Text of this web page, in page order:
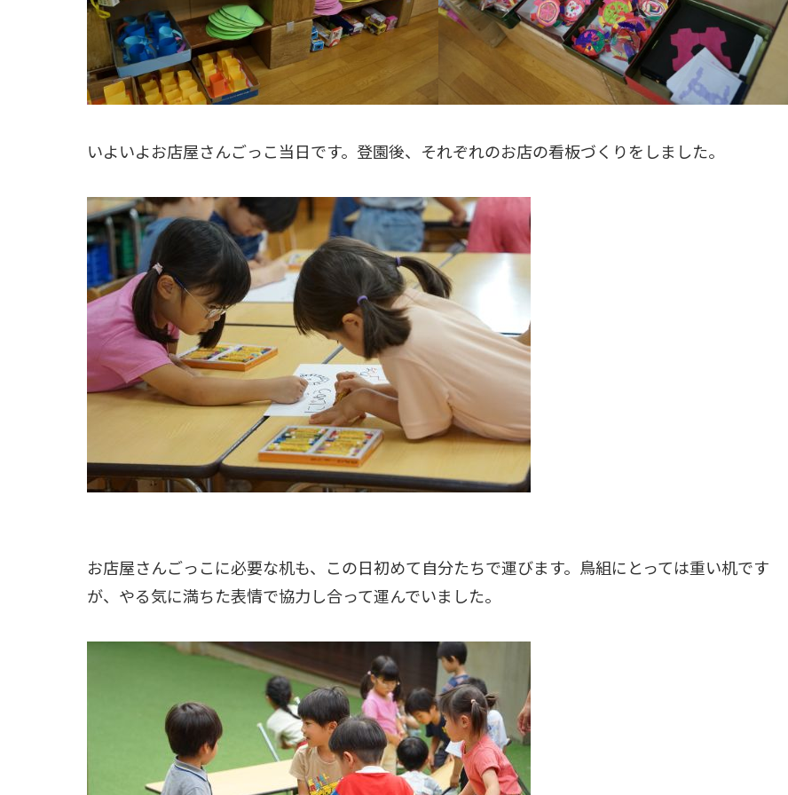
いよいよお店屋さんごっこ当日です。登園後、それぞれのお店の看板づくりをしました。
お店屋さんごっこに必要な机も、この日初めて自分たちで運びます。鳥組にとっては重い机です
が、やる気に満ちた表情で協力し合って運んでいました。